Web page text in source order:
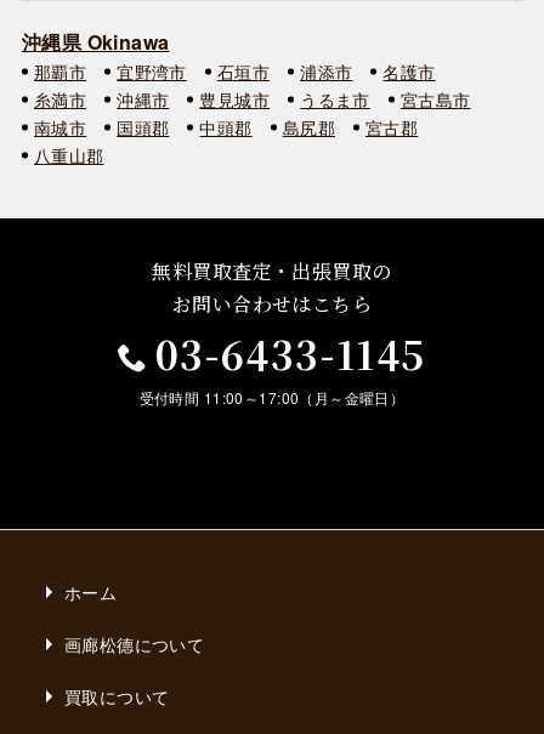
沖縄県 Okinawa
那覇市 宜野湾市 石垣市 浦添市
名護市
糸満市
沖縄市 豊見城市 うるま市
宮古島市
南城市
国頭郡 中頭郡 島尻郡
宮古郡
八重山郡
無料買取査定・出張買取の
お問い合わせはこちら
03-6433-1145
受付時間 11:00～17:00（月～金曜日）
ホーム
画廊松德について
買取について